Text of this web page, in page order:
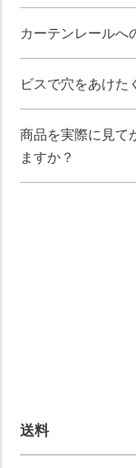
カーテンレールへ
ビスで穴をあけた
商品を実際に見て
ますか？
送料